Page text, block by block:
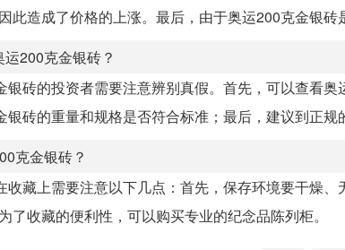
此造成了价格的上涨。最后，由于奥运200克金银
200克金银砖？
银砖的投资者需要注意辨别真假。首先，可以查看
银砖的重量和规格是否符合标准；最后，建议到正
克金银砖？
收藏上需要注意以下几点：首先，保存环境要干燥
了收藏的便利性，可以购买专业的纪念品陈列柜。